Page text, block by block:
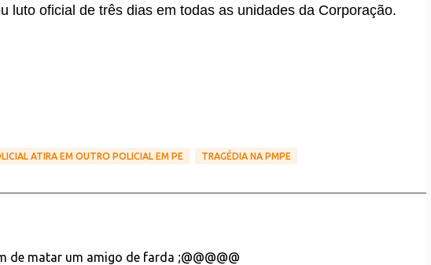
luto oficial de três dias em todas as unidades da Corporação.
ATIRA EM OUTRO POLICIAL EM PE TRAGÉDIA NA PMPE
de matar um amigo de farda ;@@@@@